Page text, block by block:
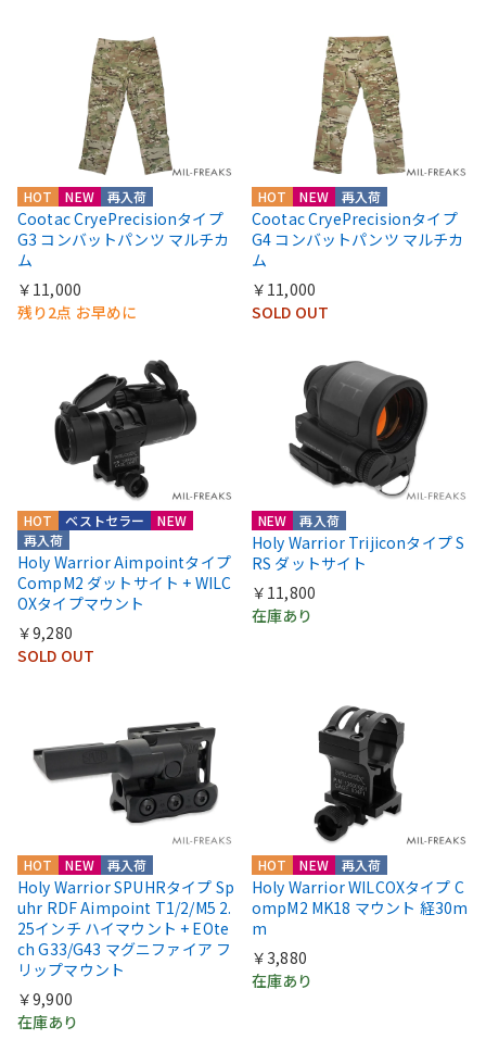
HOT NEW 再入荷
Cootac CryePrecisionタイプ
G3 コンバットパンツ マルチカ
ム
￥11,000
残り2点 お早めに
HOT NEW 再入荷
Cootac CryePrecisionタイプ
G4 コンバットパンツ マルチカ
ム
￥11,000
SOLD OUT
HOT
NEW
再入荷
ベストセラー
Holy Warrior Aimpointタイプ
CompM2 ダットサイト + WILC
OXタイプマウント
￥9,280
SOLD OUT
NEW 再入荷
Holy Warrior Trijiconタイプ S
RS ダットサイト
￥11,800
在庫あり
HOT NEW 再入荷
Holy Warrior SPUHRタイプ Sp
uhr RDF Aimpoint T1/2/M5 2.
25インチ ハイマウント + EOte
ch G33/G43 マグニファイア フ
リップマウント
￥9,900
在庫あり
HOT NEW 再入荷
Holy Warrior WILCOXタイプ C
ompM2 MK18 マウント 経30m
m
￥3,880
在庫あり